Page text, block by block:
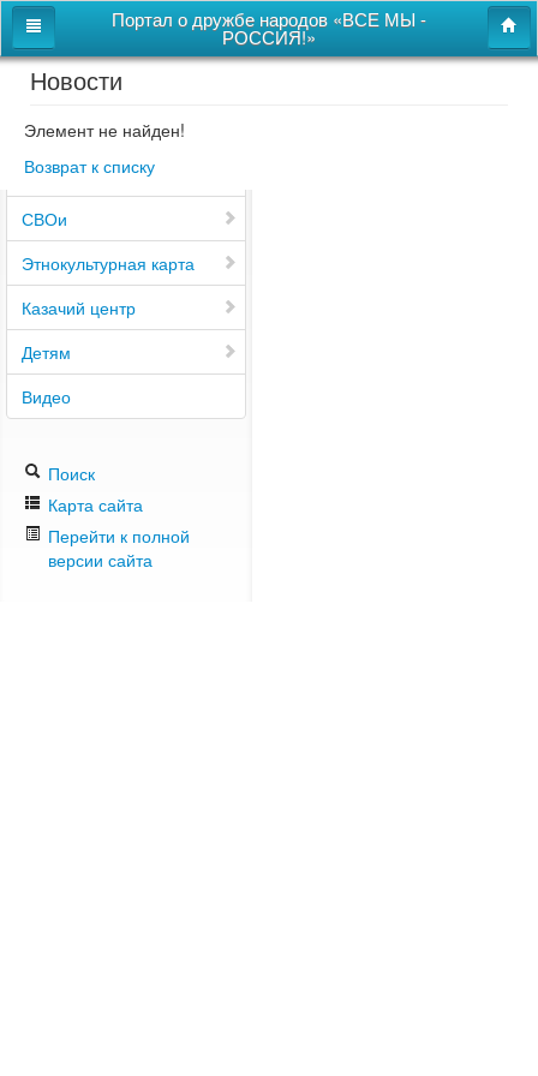
Портал о дружбе народов «ВСЕ МЫ -
РОССИЯ!»
Главная
Дом дружбы народов
Новости
СВОи
Этнокультурная карта
Казачий центр
Детям
Видео
Поиск
Карта сайта
Перейти к полной
версии сайта
Новости
Элемент не найден!
Возврат к списку